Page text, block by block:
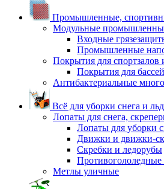
Промышленные,
Модульные
Входные
Промышленные
Покрытия для спортзалов
Покрытия для
Антибактериальные
Всё для уборки снега и
Лопаты для снега,
Лопаты для уборки
Движки и движки-
Скребки и ледорубы
Противогололедные
Метлы уличные